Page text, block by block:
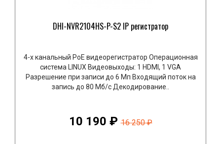
DHI-NVR2104HS-P-S2 IP регистратор
4-х канальный РоЕ видеорегистратор Операционная
система LINUX Видеовыходы: 1 HDMI, 1 VGA
Разрешение при записи до 6 Мп Входящий поток на
запись до 80 Mб/с Декодирование..
10 190 ₽ 16 250 ₽